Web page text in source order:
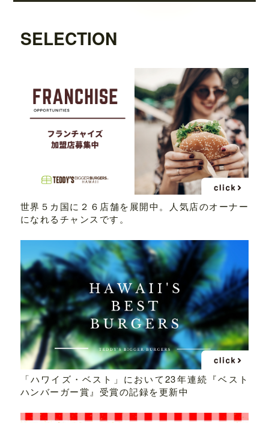
SELECTION
世界５カ国に２６店舗を展開中。人気店のオーナー
になれるチャンスです。
「ハワイズ・ベスト」において23年連続『ベスト
ハンバーガー賞』受賞の記録を更新中